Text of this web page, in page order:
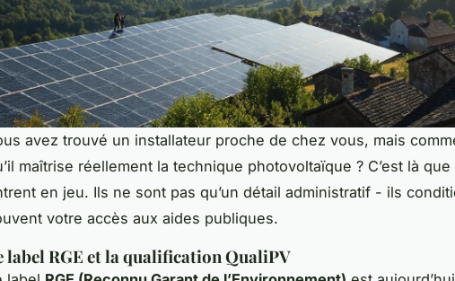
avez trouvé un installateur proche de chez vous, mais
maîtrise réellement la technique photovoltaïque ? C’est là
en jeu. Ils ne sont pas qu’un détail administratif - ils
votre accès aux aides publiques.
label RGE et la qualification QualiPV